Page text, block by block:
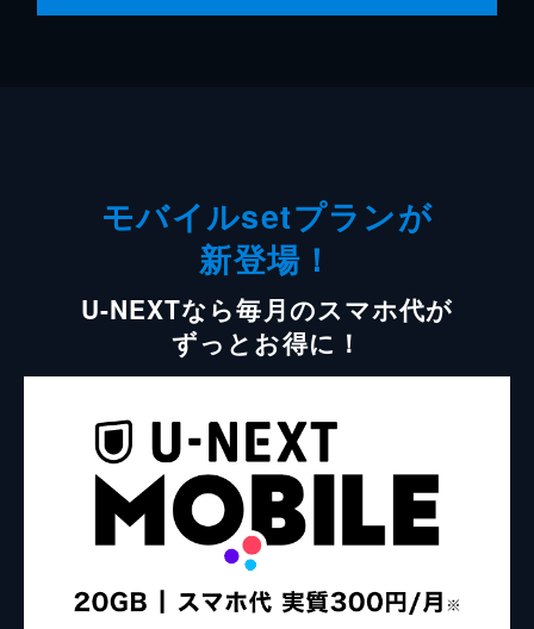
モバイルsetプランが
新登場！
U-NEXTなら毎月のスマホ代が
ずっとお得に！